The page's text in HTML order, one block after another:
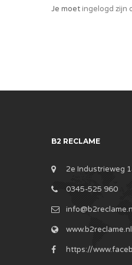
Je moetingelogd zijn
B2 RECLAME
2e Industrieweg
0345-525 960
www.b2reclame.nl
https://